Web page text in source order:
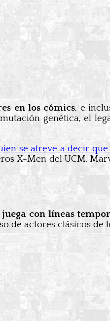
en los cómics, e
genética, el
se atreve a decir
X-Men del UCM.
con líneas
de actores clásicos